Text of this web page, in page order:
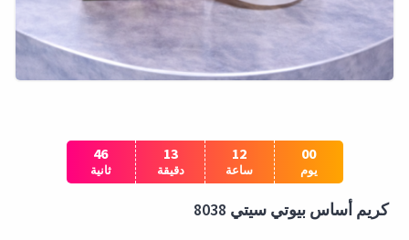
كريم أساس بيوتي سيتي 8038
00
يوم
12
ساعة
13
دقيقة
45
ثانية